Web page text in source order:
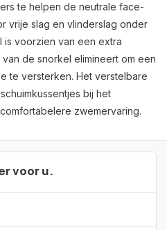
te helpen de neutrale face-
vrije slag en vlinderslag onder
is voorzien van een extra
de snorkel elimineert om een
te versterken. Het verstelbare
bij het
zwemervaring.
voor u.